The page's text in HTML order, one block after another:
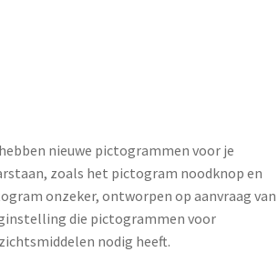
nieuwe pictogrammen voor je
zoals het pictogram noodknop en
onzeker, ontworpen op aanvraag van
die pictogrammen voor
nodig heeft.